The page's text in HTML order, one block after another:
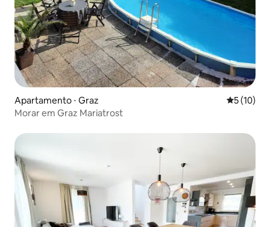
Apartamento ⋅ Graz 5 de uma
5 (10)
Morar em Graz Mariatrost